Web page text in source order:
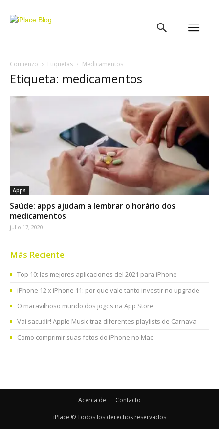
Comienzo Etiquetas Medicamentos
Etiqueta: medicamentos
Apps
Saúde: apps ajudam a lembrar o horário dos
medicamentos
julio 17, 2020
Más Reciente
Top 10: las mejores aplicaciones del 2021 para iPhone
iPhone 12 x iPhone 11: por que vale tanto investir no upgrade
O maravilhoso mundo dos jogos na App Store
Vai sacudir! Apple Music traz diferentes playlists de Carnaval
Como comprimir suas fotos do iPhone no Mac
Acerca de Contacto
iPlace © Todos los derechos reservados